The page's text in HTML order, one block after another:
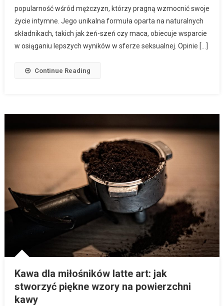
popularność wśród mężczyzn, którzy pragną wzmocnić swoje
życie intymne. Jego unikalna formuła oparta na naturalnych
składnikach, takich jak żeń-szeń czy maca, obiecuje wsparcie
w osiąganiu lepszych wyników w sferze seksualnej. Opinie […]
Continue Reading
Kawa dla miłośników latte art: jak
stworzyć piękne wzory na powierzchni
kawy